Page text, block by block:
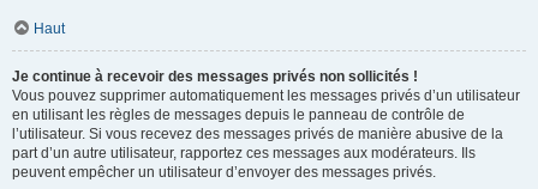
Haut
Je continue à recevoir des messages privés non sollicités !
Vous pouvez supprimer automatiquement les messages privés d’un utilisateur
en utilisant les règles de messages depuis le panneau de contrôle de
l’utilisateur. Si vous recevez des messages privés de manière abusive de la
part d’un autre utilisateur, rapportez ces messages aux modérateurs. Ils
peuvent empêcher un utilisateur d’envoyer des messages privés.